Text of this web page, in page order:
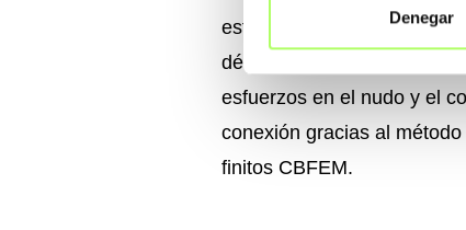
Denegar
esfuerzos tanto en el plano
débil, de tal forma que
esfuerzos en el nudo y el
conexión gracias al
finitos CBFEM.